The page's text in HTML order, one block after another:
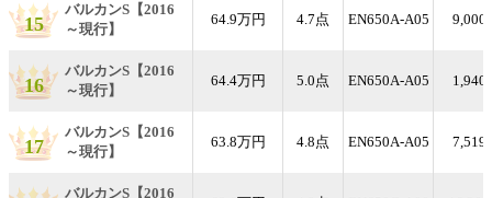
15
バルカンS【2016
～現行】
64.9万円 4.7点 EN650A-A05
16
バルカンS【2016
～現行】
64.4万円 5.0点 EN650A-A05
17
バルカンS【2016
～現行】
63.8万円 4.8点 EN650A-A05
バルカンS【2016